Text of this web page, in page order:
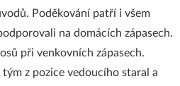
Poděkování patří i všem
na domácích zápasech.
při venkovních zápasech.
z pozice vedoucího staral a